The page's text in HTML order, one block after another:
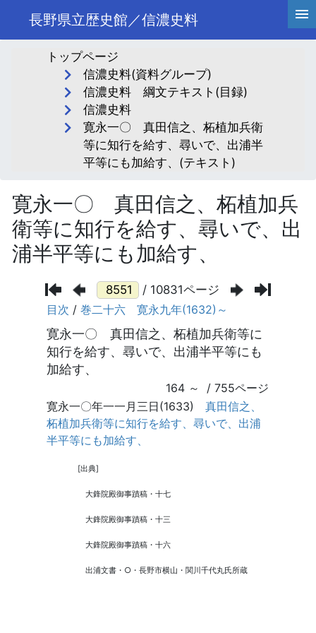
長野県立歴史館／信濃史料
トップページ
信濃史料(資料グループ)
信濃史料 綱文テキスト(目録)
信濃史料
寛永一〇 真田信之、柘植加兵衛
等に知行を給す、尋いで、出浦半
平等にも加給す、(テキスト)
寛永一〇 真田信之、柘植加兵
衛等に知行を給す、尋いで、出
浦半平等にも加給す、
/ 10831ページ